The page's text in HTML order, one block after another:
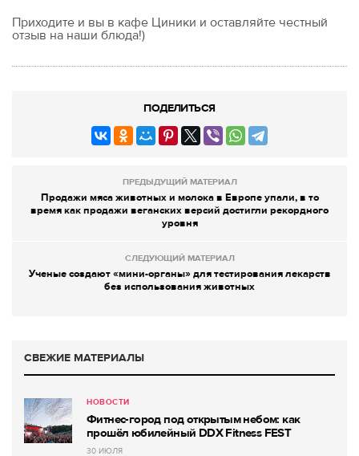
Приходите и вы в кафе Циники и оставляйте честный
отзыв на наши блюда!)
ПОДЕЛИТЬСЯ
ПРЕДЫДУЩИЙ МАТЕРИАЛ
Продажи мяса животных и молока в Европе упали, в то
время как продажи веганских версий достигли рекордного
уровня
СЛЕДУЮЩИЙ МАТЕРИАЛ
Ученые создают «мини-органы» для тестирования лекарств
без использования животных
СВЕЖИЕ МАТЕРИАЛЫ
НОВОСТИ
Фитнес-город под открытым небом: как
прошёл юбилейный DDX Fitness FEST
30 ИЮЛЯ